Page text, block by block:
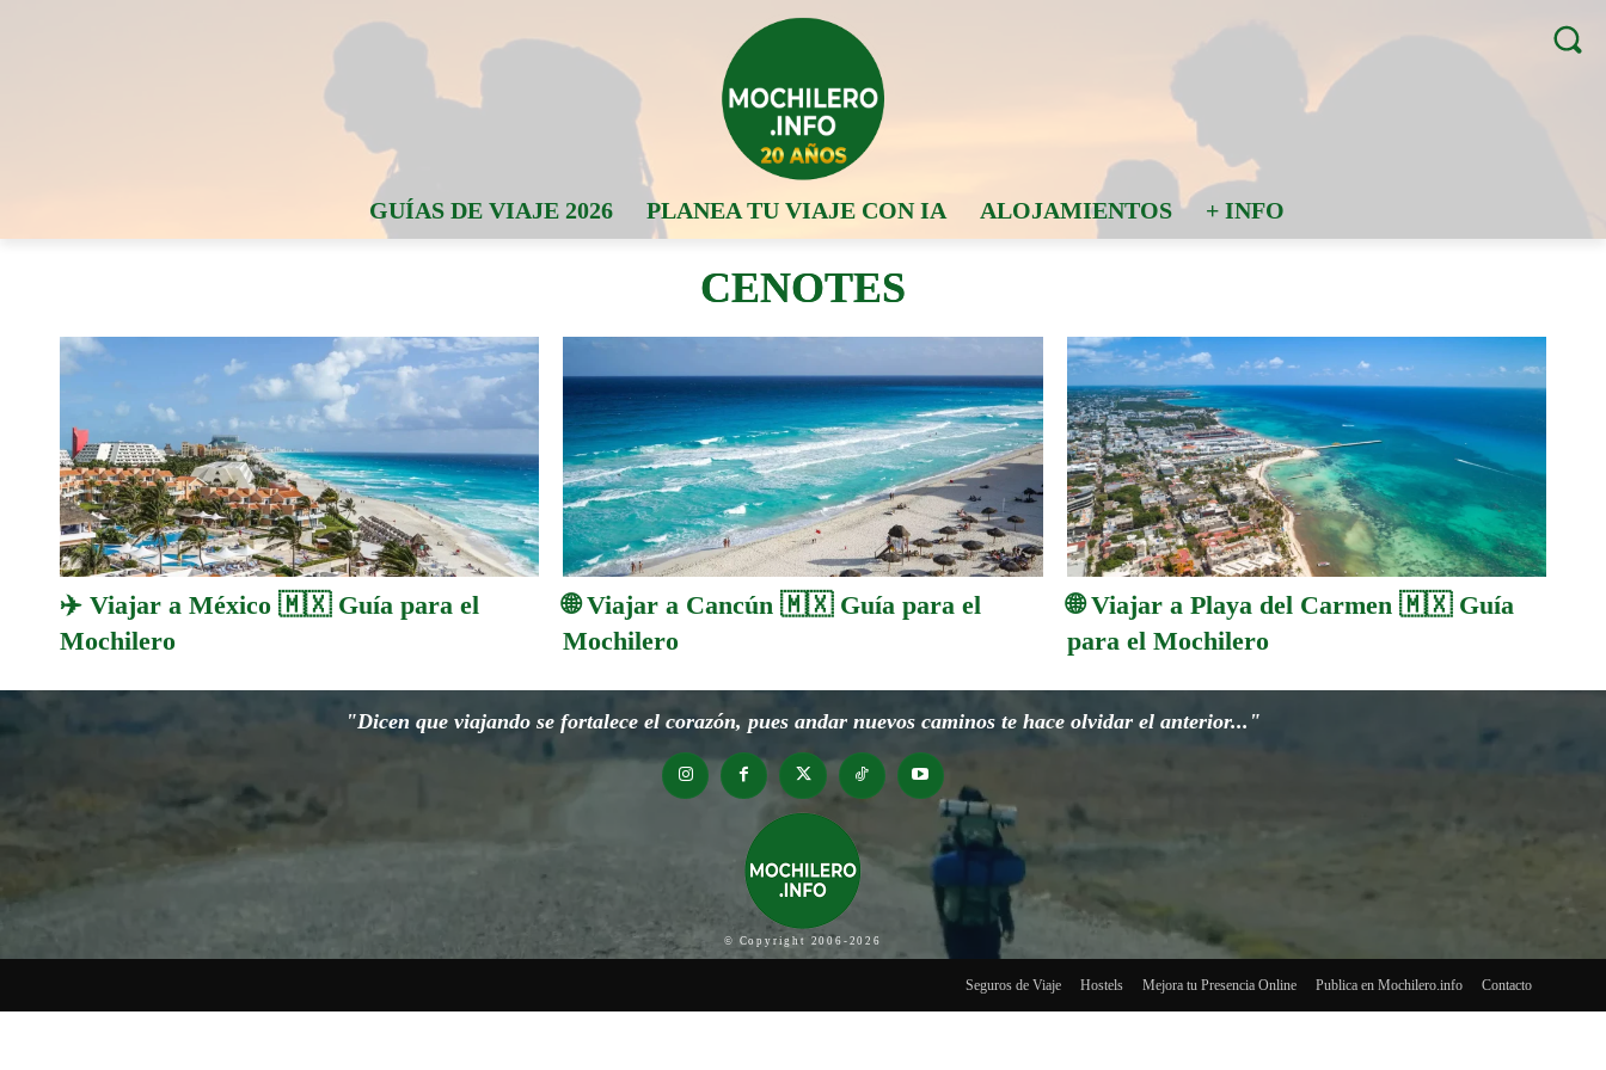
GUÍAS DE VIAJE 2026 PLANEA TU VIAJE CON IA ALOJAMIENTOS + INFO
CENOTES
✈️ Viajar a México 🇲🇽 Guía para el
Mochilero
🌐 Viajar a Cancún 🇲🇽 Guía para el
Mochilero
🌐 Viajar a Playa del Carmen 🇲🇽 Guía
para el Mochilero
"Dicen que viajando se fortalece el corazón, pues andar nuevos caminos te hace olvidar el anterior..."
© Copyright 2006-2026
Seguros de Viaje Hostels Mejora tu Presencia Online Publica en Mochilero.info Contacto